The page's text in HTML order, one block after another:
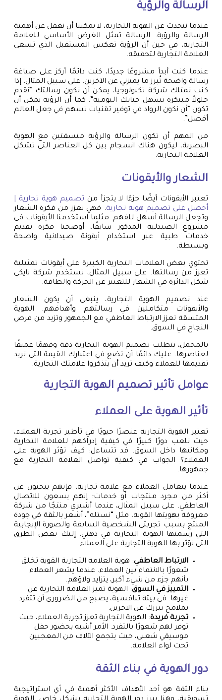
الرسالة والرؤية
عندما نتحدث عن الهوية التجارية، لا يمكننا أن نغفل عن أهمية
الرسالة والرؤية. الرسالة تمثل الغرض الأساسي للعلامة
التجارية، في حين أن الرؤية تعكس المستقبل الذي تسعى
العلامة التجارية لتحقيقه.
عندما كنت أبدأ مشروعًا جديدًا، كنت دائمًا أركز على صياغة
رسالة واضحة تُبرز ما يميزني عن الآخرين. على سبيل المثال، إذا
كنت تمتلك شركة تكنولوجيا، يمكن أن تكون رسالتك “نقدم
حلولاً مبتكرة تسهل حياتك اليومية”. كما أن الرؤية يمكن أن
تكون “أن نكون الرواد في توفير تقنيات تسهم في جعل العالم
أفضل”.
من المهم أن تكون الرسالة والرؤية متسقتين مع الهوية
البصرية، ليكون هناك انسجام بين كل العناصر التي تشكل
العلامة التجارية.
الشعار والأيقونات
تعتبر الأيقونات أيضًا جزءًا لا يتجزأ من تصميم هوية تجارية |
أحصل على تصميم هوية تجارية. فهي تعزز من فكرة الشعار
وتجعل الرسالة أسهل للفهم. مثلما استخدمنا الأيقونات في
مشروع الصيدلية المذكور سابقًا، أوضحنا فكرة تقديم
خدمات طبية عبر استخدام أيقونة صيدلانية واضحة
وبسيطة.
تحتوي بعض العلامات التجارية الكبيرة على أيقونات تمثيلية
تعزز من رسالتها. على سبيل المثال، تستخدم شركة نايكي
شكل الدائرة في الشعار للتعبير عن الحركة والطاقة.
عند تصميم الهوية التجارية، ينبغي أن يكون الشعار
والأيقونات متكاملين في رسالتهم وأهدافهم. الهوية
المتسقة تعزز الارتباط العاطفي مع الجمهور وتزيد من فرص
النجاح في السوق.
بالمجمل، يتطلب تصميم الهوية التجارية دقة وفهمًا عميقًا
لعناصرها. عليك دائمًا أن تضع في اعتبارك القيمة التي تريد
تقديمها للعملاء وكيف تريد أن يتذكروا علامتك التجارية.
عوامل تأثير تصميم الهوية التجارية
تأثير الهوية على العملاء
تعتبر الهوية التجارية عنصرًا حيويًا في تأطير تجربة العملاء،
حيث تلعب دورًا كبيرًا في كيفية إدراكهم للعلامة التجارية
ومكانتها داخل السوق. قد تتساءل: كيف تؤثر الهوية على
العملاء؟ الجواب في كيفية تواصل العلامة التجارية مع
جمهورها.
عندما يتعامل العملاء مع علامة تجارية، فإنهم يبحثون عن
أكثر من مجرد منتجات أو خدمات؛ إنهم يسعون للاتصال
العاطفي. على سبيل المثال، عندما أشتري منتجًا من شركة
معروفة بهويتها القوية، مثل “نستله”، أشعر بالثقة في جودة
المنتج بسبب تجربتي الشخصية السابقة والصورة الإيجابية
التي رسمتها الهوية التجارية في ذهني. إليك بعض الطرق
التي تؤثر بها الهوية التجارية على العملاء:
الارتباط العاطفي: هوية العلامة التجارية القوية تخلق
شعورًا بالانتماء بين العملاء. عندما يشعر العملاء
بأنهم جزء من شيء أكبر، يتزايد ولاؤهم.
التمييز في السوق: الهوية تميز العلامة التجارية عن
غيرها. في بيئة تنافسية، يصبح من الضروري أن تتفرد
بملامح تبرزك عن الآخرين.
تجربة فريدة: الهوية التجارية تعزز تجربة العملاء، حيث
توفر لهم شعورًا بالتفرد. الأمر أشبه بحضور حفل
موسيقي شعبي، حيث يتجمع الآلاف من المعجبين
تحت لواء العلامة.
دور الهوية في بناء الثقة
بناء الثقة هو أحد الأهداف الأكثر أهمية في أي استراتيجية